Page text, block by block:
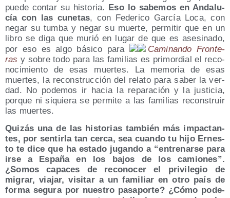
pue­de con­tar su his­to­ria. Eso lo sabe­mos en Anda­lu­
cía con las cune­tas, con Fede­ri­co Gar­cía Loca, con
negar su tum­ba y negar su muer­te, per­mi­tir que en un
libro se diga que murió en lugar de que es ase­si­na­do,
por eso es algo bási­co para
Cami­nan­do Fron­te­
ras y sobre todo para las fami­lias es pri­mor­dial el reco­
no­ci­mien­to de esas muer­tes. La memo­ria de esas
muer­tes, la recons­truc­ción del rela­to para saber la ver­
dad. No pode­mos ir hacia la repa­ra­ción y la jus­ti­cia,
por­que ni siquie­ra se per­mi­te a las fami­lias recons­truir
las muertes.
Qui­zás una de las his­to­rias tam­bién más impac­tan­
tes, por sen­tir­la tan cer­ca, sea cuan­do tu hijo Ernes­
to te dice que ha esta­do jugan­do a “entre­nar­se para
irse a Espa­ña en los bajos de los camio­nes”.
¿Somos capa­ces de reco­no­cer el pri­vi­le­gio de
migrar, via­jar, visi­tar a un fami­liar en otro país de
for­ma segu­ra por nues­tro pasa­por­te? ¿Cómo pode­